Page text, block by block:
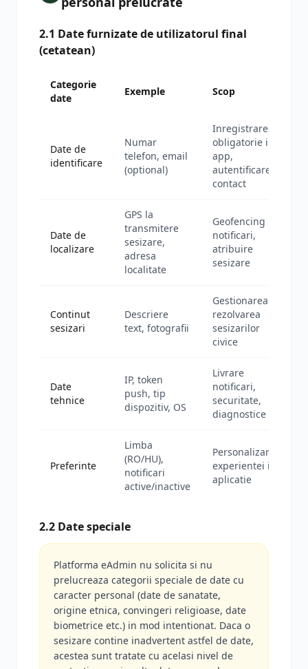
2.1 Date furnizate de utilizatorul final
(cetatean)
Categorie
date
Exemple Scop
Date de
identificare
Numar
telefon, email
(optional)
Inregistrare
obligatorie in
app,
autentificare,
contact
Date de
localizare
GPS la
transmitere
sesizare,
adresa
localitate
Geofencing
notificari,
atribuire
sesizare
Continut
sesizari
Descriere
text, fotografii
Gestionarea si
rezolvarea
sesizarilor
civice
Date
tehnice
IP, token
push, tip
dispozitiv, OS
Livrare
notificari,
securitate,
diagnostice
Preferinte
Limba
(RO/HU),
notificari
active/inactive
Personalizarea
experientei in
aplicatie
2.2 Date speciale
Platforma eAdmin nu solicita si nu
prelucreaza categorii speciale de date cu
caracter personal (date de sanatate,
origine etnica, convingeri religioase, date
biometrice etc.) in mod intentionat. Daca o
sesizare contine inadvertent astfel de date,
acestea sunt tratate cu acelasi nivel de